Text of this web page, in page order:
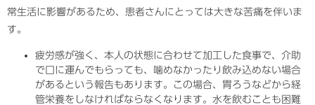
常生活に影響があるため、患者さんにとっては大きな苦痛を伴いま
す。
疲労感が強く、本人の状態に合わせて加工した食事で、介助
で口に運んでもらっても、噛めなかったり飲み込めない場合
があるという報告もあります。この場合、胃ろうなどから経
管栄養をしなければならなくなります。水を飲むことも困難